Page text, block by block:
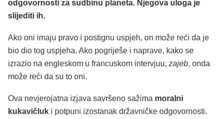
odgovornosti za sudbinu planeta. Njegova uloga je
slijediti ih.
Ako oni imaju pravo i postignu uspjeh, on može reći da je
bio dio tog uspjeha. Ako pogriješe i naprave, kako se
izrazio na engleskom u francuskom intervjuu, zajeb, onda
može reći da su to oni.
Ova nevjerojatna izjava savršeno sažima moralni
kukavičluk i potpuni izostanak državničke odgovornosti.